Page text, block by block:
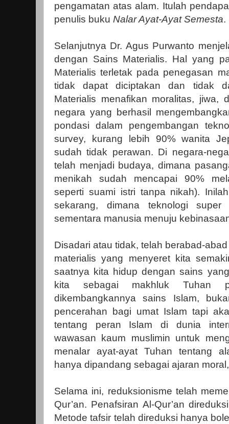
pengamatan atas alam. Itulah
penulis buku Nalar Ayat-Ayat Semesta.
Selanjutnya Dr. Agus Purwanto
dengan Sains Materialis. Hal yang
Materialis terletak pada penegasan
tidak dapat diciptakan dan tidak
Materialis menafikan moralitas, jiwa,
negara yang berhasil
pondasi dalam pengembangan
survey, kurang lebih 90% wanita
sudah tidak perawan. Di negara-
telah menjadi budaya, dimana
menikah sudah mencapai 90%
seperti suami istri tanpa nikah).
sekarang, dimana teknologi
sementara manusia menuju
Disadari atau tidak, telah berabad-
materialis yang menyeret kita
saatnya kita hidup dengan sains
kita sebagai makhluk Tuhan
dikembangkannya sains Islam,
pencerahan bagi umat Islam tapi
tentang peran Islam di dunia
wawasan kaum muslimin untuk
menalar ayat-ayat Tuhan tentang
hanya dipandang sebagai ajaran
Selama ini, reduksionisme telah
Qur’an. Penafsiran Al-Qur’an
Metode tafsir telah direduksi hanya